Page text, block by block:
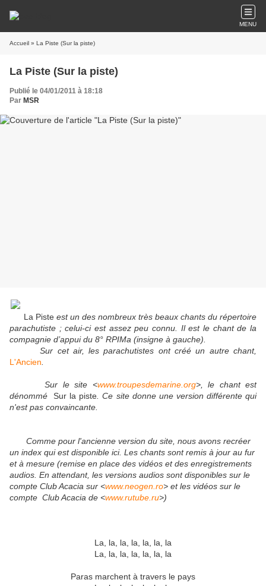
MENU
Accueil » La Piste (Sur la piste)
La Piste (Sur la piste)
Publié le 04/01/2011 à 18:18
Par MSR
La Piste est un des nombreux très beaux chants du répertoire
parachutiste ; celui-ci est assez peu connu. Il est le chant de la
compagnie d’appui du 8° RPIMa (insigne à gauche).
Sur cet air, les parachutistes ont créé un autre chant,
L'Ancien
Sur le site <www.troupesdemarine.org>, le chant est
dénommé
Sur la piste . Ce site donne une version différente qui
n'est pas convaincante.
Comme pour l'ancienne version du site, nous avons recréer
un index qui est disponible ici. Les chants sont remis à jour au fur
et à mesure (remise en place des vidéos et des enregistrements
audios. En attendant, les versions audios sont disponibles sur le
compte Club Acacia sur <www.neogen.ro> et les vidéos sur le
compte Club Acacia de <www.rutube.ru>)
La, la, la, la, la, la, la
La, la, la, la, la, la, la
Paras marchent à travers le pays